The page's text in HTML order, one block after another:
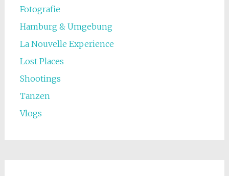
Fotografie
Hamburg & Umgebung
La Nouvelle Experience
Lost Places
Shootings
Tanzen
Vlogs